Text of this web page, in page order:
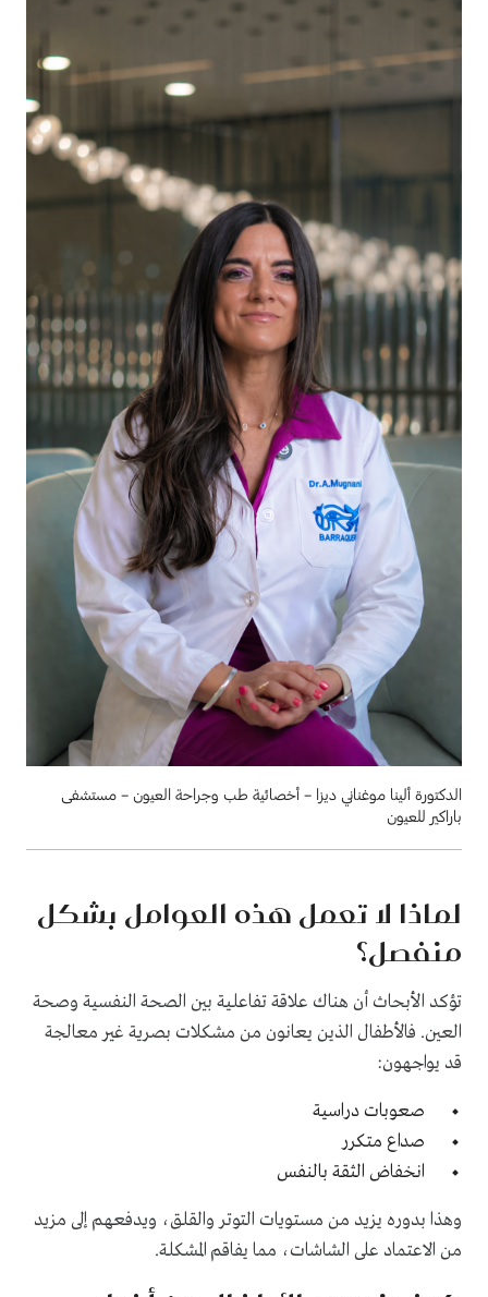
الدكتورة ألينا موغناني ديزا – أخصائية طب وجراحة العيون – مستشفى
باراكير للعيون
لماذا لا تعمل هذه العوامل بشكل
منفصل؟
تؤكد الأبحاث أن هناك علاقة تفاعلية بين الصحة النفسية وصحة
العين. فالأطفال الذين يعانون من مشكلات بصرية غير معالجة
قد يواجهون:
صعوبات دراسية
صداع متكرر
انخفاض الثقة بالنفس
وهذا بدوره يزيد من مستويات التوتر والقلق، ويدفعهم إلى مزيد
من الاعتماد على الشاشات، مما يفاقم المشكلة.